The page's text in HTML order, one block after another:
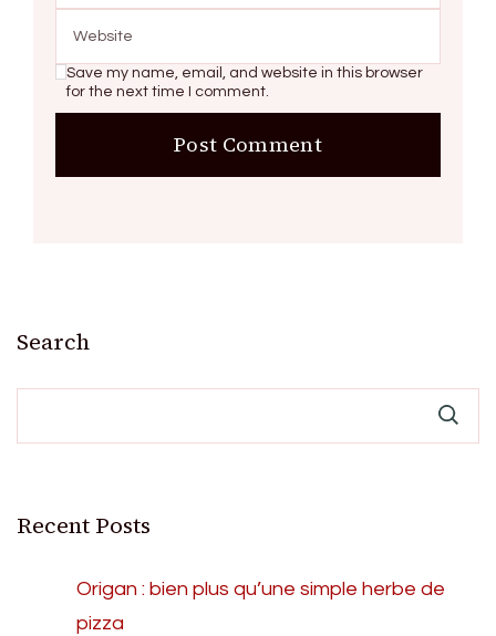
Save my name, email, and website in this browser
for the next time I comment.
Search
Recent Posts
Origan : bien plus qu’une simple herbe de
pizza